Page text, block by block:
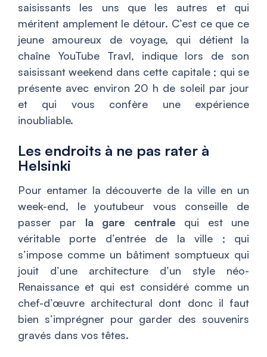
saisissants les uns que les autres et qui
méritent amplement le détour. C’est ce que ce
jeune amoureux de voyage, qui détient la
chaîne YouTube Travl, indique lors de son
saisissant weekend dans cette capitale ; qui se
présente avec environ 20 h de soleil par jour
et qui vous confère une expérience
inoubliable.
Les endroits à ne pas rater à
Helsinki
Pour entamer la découverte de la ville en un
week-end, le youtubeur vous conseille de
passer par la gare centrale qui est une
véritable porte d’entrée de la ville ; qui
s’impose comme un bâtiment somptueux qui
jouit d’une architecture d’un style néo-
Renaissance et qui est considéré comme un
chef-d’œuvre architectural dont donc il faut
bien s’imprégner pour garder des souvenirs
gravés dans vos têtes.